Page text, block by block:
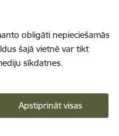
obligāti nepieciešamās
šajā vietnē var tikt
sīkdatnes.
Apstiprināt visas